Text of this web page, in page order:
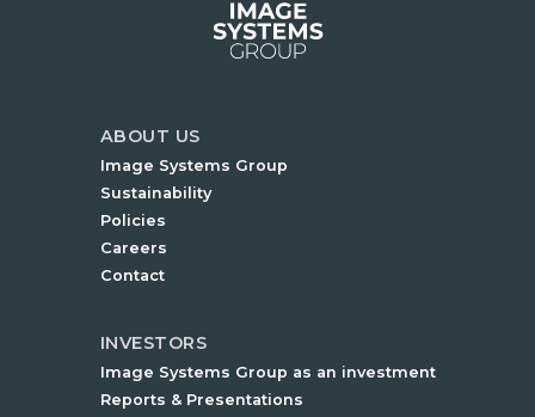
ABOUT US
Image Systems Group
Sustainability
Policies
Careers
Contact
INVESTORS
Image Systems Group as an investment
Reports & Presentations